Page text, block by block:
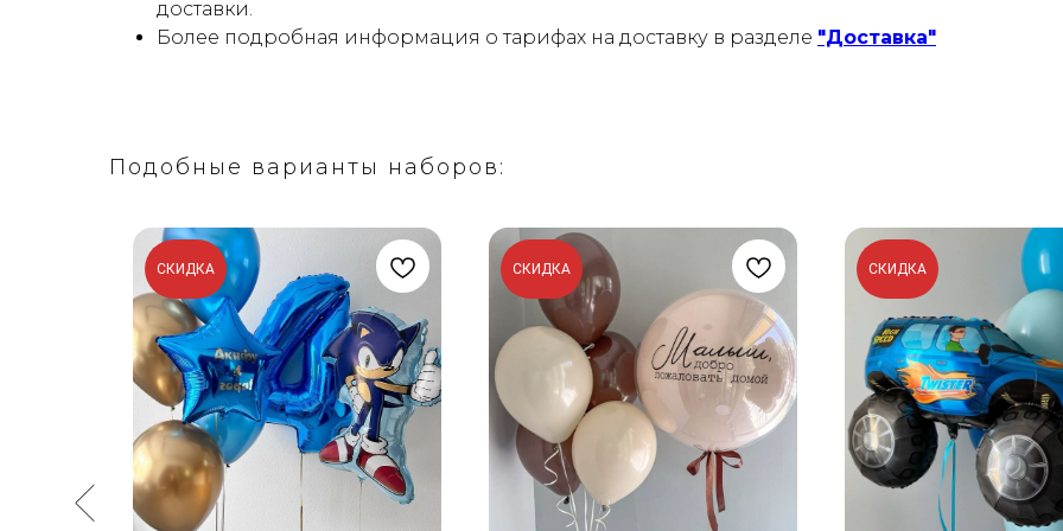
доставки.
Более подробная информация о тарифах на доставку в разделе "Доставка"
Подобные варианты наборов:
СКИДКА СКИДКА СКИДКА